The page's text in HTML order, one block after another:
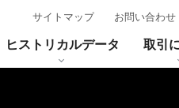
サイトマップ お問い合わせ
ヒストリカルデータ 取引